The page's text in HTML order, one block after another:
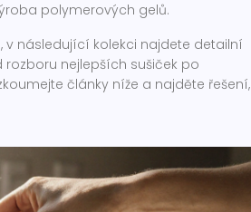
polymerových gelů.
v následující kolekci najdete detailní
nejlepších sušiček po
články níže a najděte řešení,